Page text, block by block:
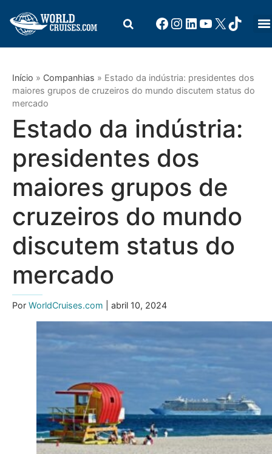
Início » Companhias » Estado da indústria: presidentes dos
maiores grupos de cruzeiros do mundo discutem status do
mercado
Estado da indústria:
presidentes dos
maiores grupos de
cruzeiros do mundo
discutem status do
mercado
Por WorldCruises.com | abril 10, 2024